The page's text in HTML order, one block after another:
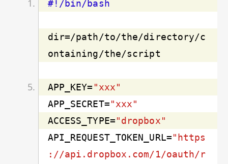
dir=/path/to/the/directory/c
APP_KEY= "xxx"
APP_SECRET="xxx"
ACCESS_TYPE="dropbox"
API_REQUEST_TOKEN_URL="https
://api.dropbox.com/1/oauth/r